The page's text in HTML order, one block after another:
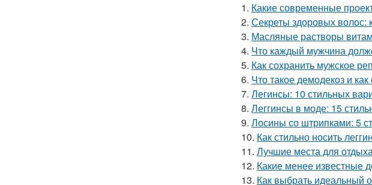
1. Какие современные
2. Секреты здоровых волос:
3. Масляные растворы
4. Что каждый мужчина
5. Как сохранить мужское
6. Что такое демодекоз и
7. Легинсы: 10 стильных
8. Леггинсы в моде: 15
9. Лосины со штрипками: 5
10. Как стильно носить
11. Лучшие места для
12. Какие менее известные
13. Как выбрать идеальный